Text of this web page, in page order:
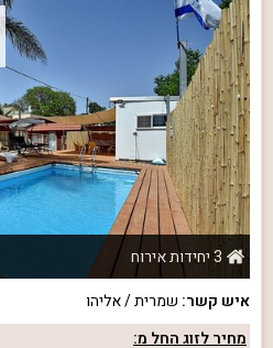
3 יחידות אירוח
איש קשר: שמרית / אליהו
מחיר לזוג החל מ: